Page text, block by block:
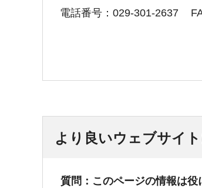
電話番号：029-301-2637
より良いウェブサイ
質問：このページの情報は役